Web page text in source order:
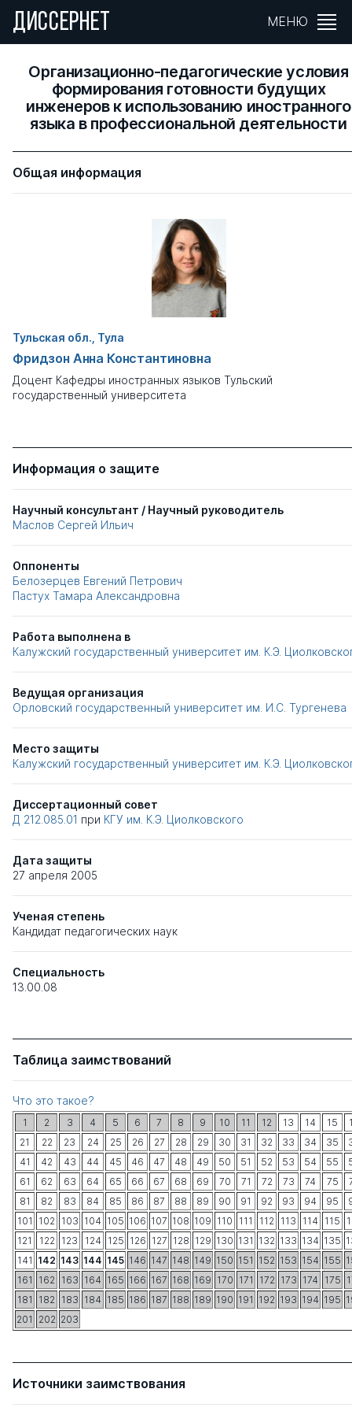
ДИССЕРНЕТ МЕНЮ
Организационно-педагогические условия
формирования готовности будущих
инженеров к использованию иностранного
языка в профессиональной деятельности
Общая информация
Тульская обл., Тула
Фридзон Анна Константиновна
Доцент Кафедры иностранных языков Тульский
государственный университета
Информация о защите
Научный консультант / Научный руководитель
Маслов Сергей Ильич
Оппоненты
Белозерцев Евгений Петрович
Пастух Тамара Александровна
Работа выполнена в
Калужский государственный университет им. К.Э.
Ведущая организация
Орловский государственный университет им. И.С. Тургенева
Место защиты
Калужский государственный университет им. К.Э.
Диссертационный совет
Д 212.085.01 при КГУ им. К.Э. Циолковского
Дата защиты
27 апреля 2005
Ученая степень
Кандидат педагогических наук
Специальность
13.00.08
Таблица заимствований
Что это такое?
1 2 3 4 5 6 7 8 9 10 11 12 13 14 15
21
22 23 24 25 26 27 28 29 30 31 32 33 34 35
41
42 43 44 45 46 47 48 49 50 51 52 53 54 55
61
62 63 64 65 66 67 68 69 70 71 72 73 74 75
81
82 83 84 85 86 87 88 89 90 91 92 93 94 95
101
102 103 104 105 106 107 108 109 110 111 112 113 114 115
121
122 123 124 125 126 127 128 129 130 131 132 133 134 135
141 142 143 144 145 146 147 148 149 150 151 152 153 154 155
161
162 163 164 165 166 167 168 169 170 171 172 173 174 175
181
182 183 184 185 186 187 188 189 190 191 192 193 194 195
201
202 203
Источники заимствования